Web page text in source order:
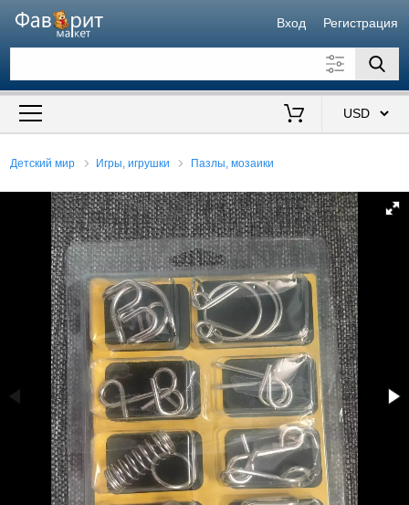
Вход Регистрация
Искать также в описании
Детский мир Игры, игрушки Пазлы, мозаики